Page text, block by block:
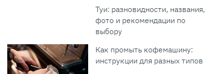
Туи: разновидности, названия,
фото и рекомендации по
выбору
Как промыть кофемашину:
инструкции для разных типов